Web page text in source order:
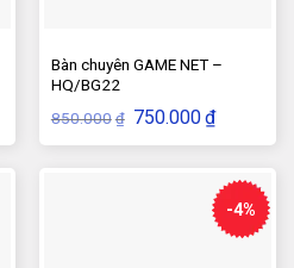
Bàn chuyên GAME NET –
HQ/BG22
850.000 ₫ Giá
gốc
là:
750.000₫Giá
hiện
tại
750.000₫.
-4%